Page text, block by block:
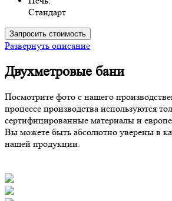
Стандарт
Запросить стоимость
Развернуть описание
Двухметровые бани
Посмотрите фото с нашего
процессе производства используются
сертифицированные материалы и
Вы можете быть абсолютно уверены в
нашей продукции.